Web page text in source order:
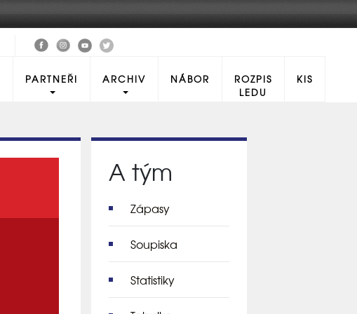
PARTNEŘI ARCHIV NÁBOR
ROZPIS
LEDU
KIS
A tým
Zápasy
Soupiska
Statistiky